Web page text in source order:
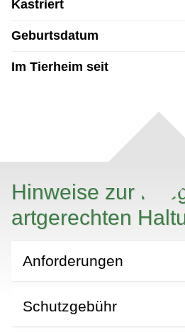
Kastriert
Geburtsdatum
Im Tierheim seit
Hinweise zur
artgerechten
Anforderungen
Schutzgebühr